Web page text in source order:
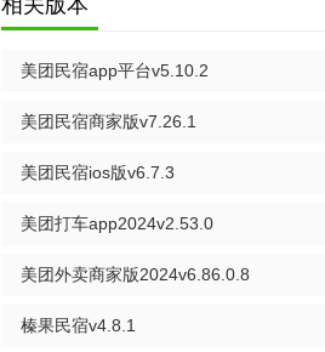
经过一段时间的使用体验，美团民宿以其
支付系统赢得了用户的广泛好评。特别是
速找到心仪的民宿并完成预订。同时，软
看，美团民宿是一款值得信赖的在线预订平
相关版本
美团民宿app平台v5.10.2
美团民宿商家版v7.26.1
美团民宿ios版v6.7.3
美团打车app2024v2.53.0
美团外卖商家版2024v6.86.0.8
榛果民宿v4.8.1